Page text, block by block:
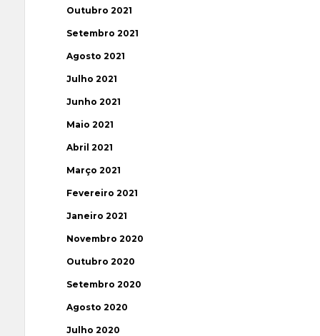
Outubro 2021
Setembro 2021
Agosto 2021
Julho 2021
Junho 2021
Maio 2021
Abril 2021
Março 2021
Fevereiro 2021
Janeiro 2021
Novembro 2020
Outubro 2020
Setembro 2020
Agosto 2020
Julho 2020